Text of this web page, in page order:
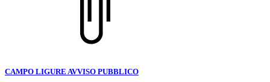
CAMPO LIGURE AVVISO PUBBLICO